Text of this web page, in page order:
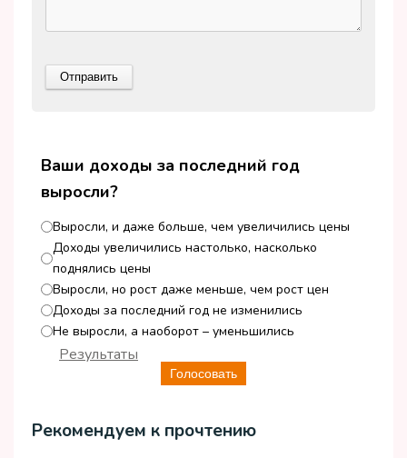
Ваши доходы за последний год
выросли?
Выросли, и даже больше, чем увеличились цены
Доходы увеличились настолько, насколько
поднялись цены
Выросли, но рост даже меньше, чем рост цен
Доходы за последний год не изменились
Не выросли, а наоборот – уменьшились
Голосовать
Результаты
Рекомендуем к прочтению